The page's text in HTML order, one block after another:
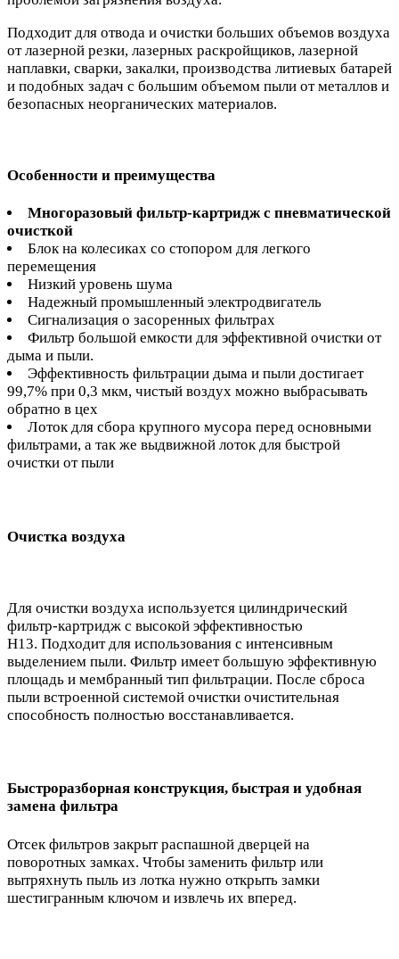
Подходит для отвода и очистки больших объемов воздуха
от лазерной резки, лазерных раскройщиков, лазерной
наплавки, сварки, закалки, производства литиевых батарей
и подобных задач с большим объемом пыли от металлов и
безопасных неорганических материалов.
Особенности и преимущества
Многоразовый фильтр-картридж с пневматической
очисткой
Блок на колесиках со стопором для легкого
перемещения
Низкий уровень шума
Надежный промышленный электродвигатель
Сигнализация о засоренных фильтрах
Фильтр большой емкости для эффективной очистки от
дыма и пыли.
Эффективность фильтрации дыма и пыли достигает
99,7% при 0,3 мкм, чистый воздух можно выбрасывать
обратно в цех
Лоток для сбора крупного мусора перед основными
фильтрами, а так же выдвижной лоток для быстрой
очистки от пыли
Очистка воздуха
Для очистки воздуха используется цилиндрический
фильтр-картридж с высокой эффективностью
H13. Подходит для использования с интенсивным
выделением пыли. Фильтр имеет большую эффективную
площадь и мембранный тип фильтрации. После сброса
пыли встроенной системой очистки очистительная
способность полностью восстанавливается.
Быстроразборная конструкция, быстрая и удобная
замена фильтра
Отсек фильтров закрыт распашной дверцей на
поворотных замках. Чтобы заменить фильтр или
вытряхнуть пыль из лотка нужно открыть замки
шестигранным ключом и извлечь их вперед.